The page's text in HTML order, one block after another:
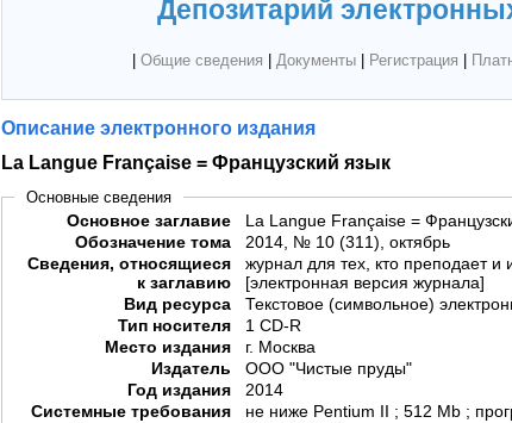
Депозитарий
Общие сведения Документы| Регистрация
Описание электронного издания
La Langue Française = Французский язык
Основные сведения
Основное заглавие
La Langue Française =
Обозначение тома
2014, № 10 (311), октябрь
Сведения, относящиеся
к заглавию
журнал для тех, кто преподает и
[электронная версия журнала]
Вид ресурса
Текстовое (символьное)
Тип носителя
1 CD-R
Место издания
г. Москва
Издатель
ООО "Чистые пруды"
Год издания
2014
Системные требования
не ниже Pentium II ; 512 Mb ;